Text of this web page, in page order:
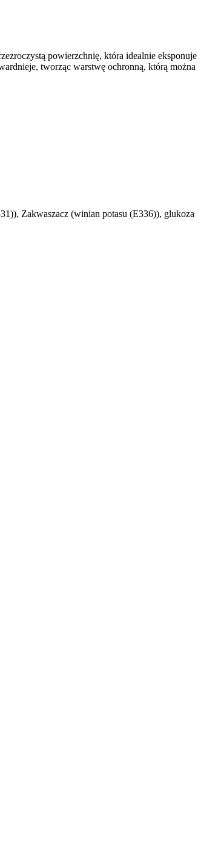
powierzchnię, która idealnie eksponuje
tworząc warstwę ochronną, którą można
Zakwaszacz (winian potasu (E336)), glukoza